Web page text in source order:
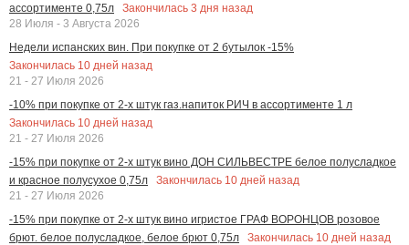
ассортименте 0,75л
Закончилась 3 дня назад
28 Июля - 3 Августа 2026
Недели испанских вин. При покупке от 2 бутылок -15%
Закончилась 10 дней назад
21 - 27 Июля 2026
-10% при покупке от 2-х штук газ.напиток РИЧ в ассортименте 1 л
Закончилась 10 дней назад
21 - 27 Июля 2026
-15% при покупке от 2-х штук вино ДОН СИЛЬВЕСТРЕ белое полусладкое
и красное полусухое 0,75л
Закончилась 10 дней назад
21 - 27 Июля 2026
-15% при покупке от 2-х штук вино игристое ГРАФ ВОРОНЦОВ розовое
брют. белое полусладкое, белое брют 0,75л
Закончилась 10 дней назад